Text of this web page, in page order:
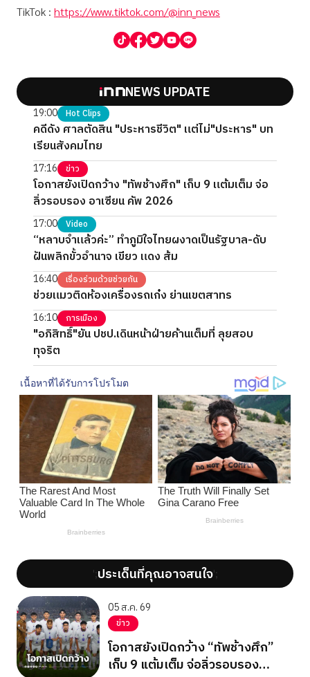
TikTok : https://www.tiktok.com/@inn_news
NEWS UPDATE
19:00 Hot Clips
คดีดัง ศาลตัดสิน "ประหารชีวิต" แต่ไม่"ประหาร" บท
เรียนสังคมไทย
17:16 ข่าว
โอกาสยังเปิดกว้าง "ทัพช้างศึก" เก็บ 9 แต้มเต็ม จ่อ
ลิ่วรอบรอง อาเซียน คัพ 2026
17:00 Video
“หลาบจำแล้วค่ะ” ทำภูมิใจไทยผงาดเป็นรัฐบาล-ดับ
ฝันพลิกขั้วอำนาจ เขียว แดง ส้ม
16:40 เรื่องร่วมด้วยช่วยกัน
ช่วยแมวติดห้องเครื่องรถเก๋ง ย่านเขตสาทร
16:10 การเมือง
"อภิสิทธิ์"ยัน ปชป.เดินหน้าฝ่ายค้านเต็มที่ ลุยสอบ
ทุจริต
';ประเด็นที่คุณอาจสนใจ';
05 ส.ค. 69
ข่าว
โอกาสยังเปิดกว้าง “ทัพช้างศึก”
เก็บ 9 แต้มเต็ม จ่อลิ่วรอบรอง